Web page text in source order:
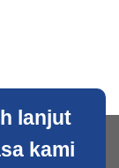
lanjut
kami